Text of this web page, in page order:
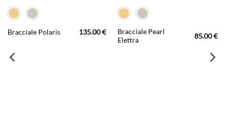
Bracciale Polaris 135.00€
Bracciale Pearl
Elettra
85.00€